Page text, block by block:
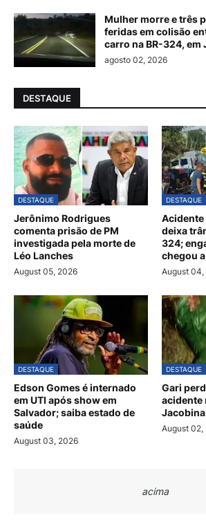
Mulher morre e três
feridas em colisão
carro na BR-324, em
agosto 02, 2026
DESTAQUE
DESTAQUE
Jerônimo Rodrigues
comenta prisão de PM
investigada pela morte de
Léo Lanches
August 05, 2026
DESTAQUE
deixa
324;
chegou
August 04,
DESTAQUE
Edson Gomes é internado
em UTI após show em
Salvador; saiba estado de
saúde
August 03, 2026
DESTAQUE
Gari
acidente
August 02,
acima